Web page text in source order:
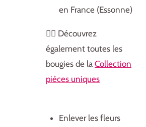
en France (Essonne)
👉🏻 Découvrez
également toutes les
bougies de la Collection
pièces uniques
Enlever les fleurs